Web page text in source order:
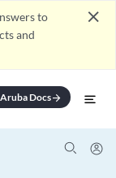
to
and
close
Docsarrow_forward